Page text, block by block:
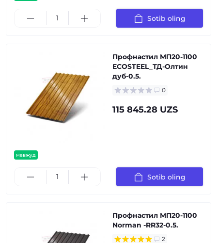
Sotib oling
мавжуд
Профнастил МП20-1100
ECOSTEEL_ТД-Олтин
дуб-0.5.
0
115 845.28 UZS
Sotib oling
Профнастил МП20-1100
Norman -RR32-0.5.
2